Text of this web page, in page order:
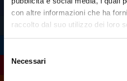
con altre informazioni che ha
raccolto dal suo utilizzo dei loro
delNecessari